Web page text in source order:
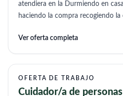
atendiera en la Durmiendo en casa y luego por la mañana
haciendo la compra recogiendo la
Ver oferta completa
OFERTA DE TRABAJO
Cuidador/a de